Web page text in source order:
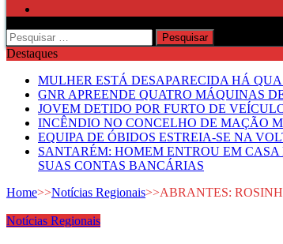
Pesquisar
por:
Destaques
MULHER ESTÁ DESAPARECIDA HÁ
GNR APREENDE QUATRO MÁQUINAS
JOVEM DETIDO POR FURTO DE
INCÊNDIO NO CONCELHO DE MAÇÃO
EQUIPA DE ÓBIDOS ESTREIA-SE NA
SANTARÉM: HOMEM ENTROU EM
SUAS CONTAS BANCÁRIAS
Home>>Notícias Regionais>>ABRANTES:
Notícias Regionais